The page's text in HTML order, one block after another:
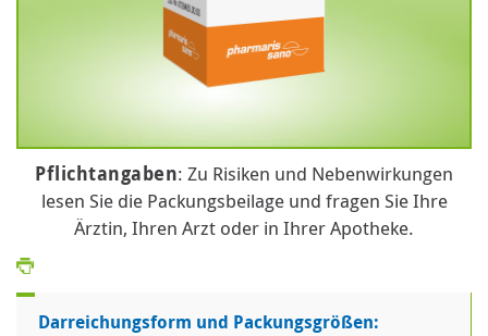
Pflichtangaben: Zu Risiken und Nebenwirkungen
lesen Sie die Packungsbeilage und fragen Sie Ihre
Ärztin, Ihren Arzt oder in Ihrer Apotheke.
Darreichungsform und Packungsgrößen: